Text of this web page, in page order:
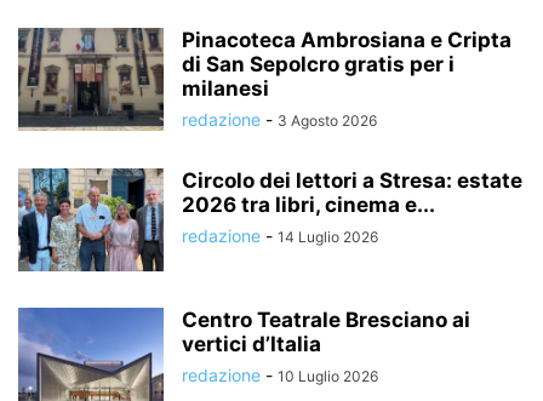
Pinacoteca Ambrosiana e Cripta
di San Sepolcro gratis per i
milanesi
redazione - 3 Agosto 2026
Circolo dei lettori a Stresa: estate
2026 tra libri, cinema e...
redazione - 14 Luglio 2026
Centro Teatrale Bresciano ai
vertici d’Italia
redazione - 10 Luglio 2026